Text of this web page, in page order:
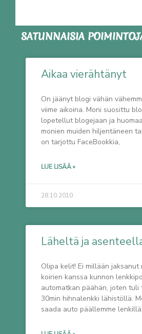
SATUNNAISIA
Aikaa vierähtänyt
On jäänyt blogi vähän
viime aikoina. Moni suosittu
lopetellut blogejaan ja
monien muiden hiljentäneen
on tarjottu FaceBookkia,
LUE LISÄÄ »
28.10.2010
Läheltä ja
Olipa kelit! Ei millään jaksanut
koirien kanssa kunnon
automatkan päähän, joten tuli
30min hihnalenkki lähistöllä.
saada auto päällemme